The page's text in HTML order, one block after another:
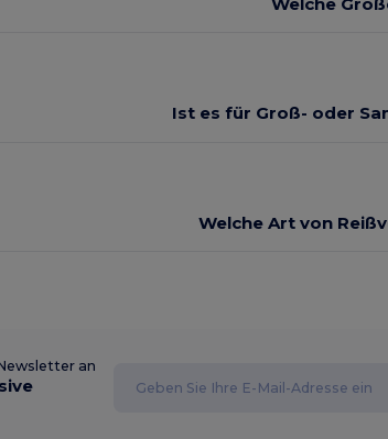
Ist es für Groß- oder
Welche Art von
an